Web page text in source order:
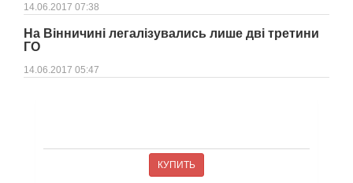
14.06.2017 07:38
На Вінничині легалізувались лише дві третини
ГО
14.06.2017 05:47
КУПИТЬ